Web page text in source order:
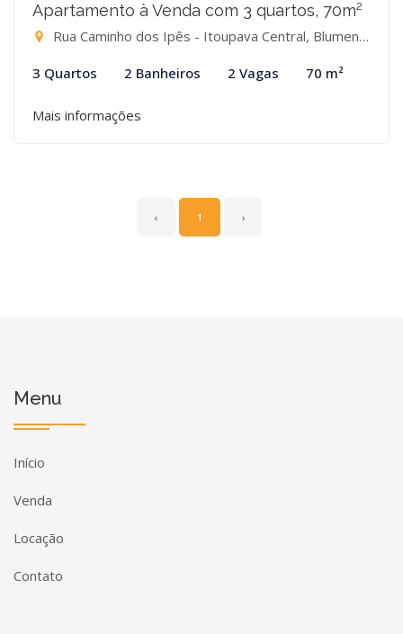
Apartamento à Venda com 3 quartos, 70m²
Rua Caminho dos Ipês - Itoupava Central, Blumenau-SC
3 Quartos 2 Banheiros 2 Vagas 70 m²
Mais informações
‹ 1 ›
Menu
Início
Venda
Locação
Contato